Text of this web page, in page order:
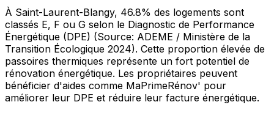
À Saint-Laurent-Blangy, 46.8% des logements sont
classés E, F ou G selon le Diagnostic de Performance
Énergétique (DPE) (Source: ADEME / Ministère de la
Transition Écologique 2024). Cette proportion élevée de
passoires thermiques représente un fort potentiel de
rénovation énergétique. Les propriétaires peuvent
bénéficier d'aides comme MaPrimeRénov' pour
améliorer leur DPE et réduire leur facture énergétique.